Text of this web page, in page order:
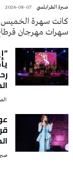
صبرة الطرابلسي 2026-08-07
سهرات مهرجان